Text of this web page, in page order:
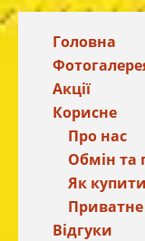
Головна
Акції
Корисне
Про нас
Обмін та
Як
Відгуки